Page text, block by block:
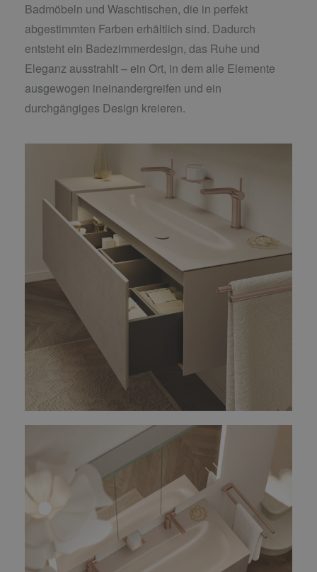
Badmöbeln und Waschtischen, die in perfekt
abgestimmten Farben erhältlich sind. Dadurch
entsteht ein Badezimmerdesign, das Ruhe und
Eleganz ausstrahlt – ein Ort, in dem alle Elemente
ausgewogen ineinandergreifen und ein
durchgängiges Design kreieren.